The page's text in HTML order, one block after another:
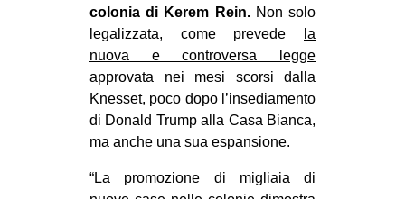
ms
SEARCH
colonia di Kerem Rein.Non solo
legalizzata, come prevede
la
nuova e controversa legge
approvata nei mesi scorsi dalla
Knesset, poco dopo l’insediamento
di Donald Trump alla Casa Bianca,
ma anche una sua espansione.
“La promozione di migliaia di